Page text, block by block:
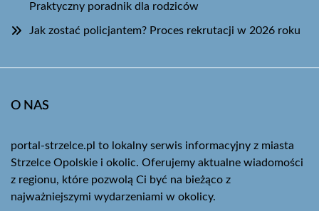
Praktyczny poradnik dla rodziców
Jak zostać policjantem? Proces rekrutacji w 2026 roku
O NAS
portal-strzelce.pl to lokalny serwis informacyjny z miasta
Strzelce Opolskie i okolic. Oferujemy aktualne wiadomości
z regionu, które pozwolą Ci być na bieżąco z
najważniejszymi wydarzeniami w okolicy.